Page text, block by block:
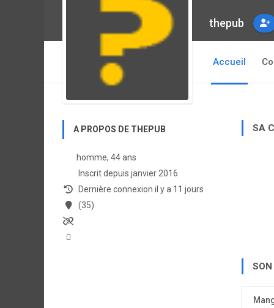
thepub
Accueil
A PROPOS DE THEPUB
homme, 44 ans
Inscrit depuis janvier 2016
Dernière connexion il y a 11 jours
(35)
SA